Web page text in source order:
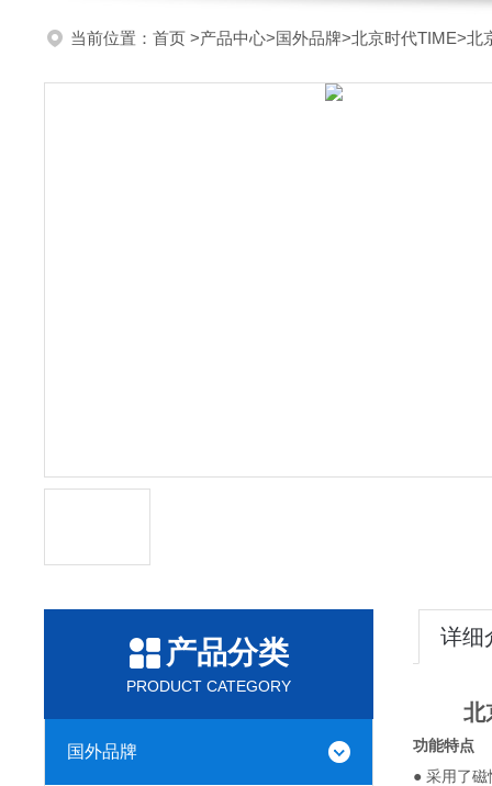
当前位置： 首页 >产品中心>国外品牌>北京时代TIME>北
产品分类
PRODUCT CATEGORY
国外品牌
详细
北
功能特点
● 采用了